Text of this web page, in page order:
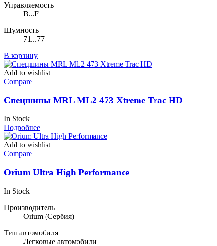
Управляемость
B...F
Шумность
71...77
В корзину
Add to wishlist
Compare
Спецшины MRL ML2 473 Xtreme Trac HD
In Stock
Подробнее
Add to wishlist
Compare
Orium Ultra High Performance
In Stock
Производитель
Orium (Сербия)
Тип автомобиля
Легковые автомобили